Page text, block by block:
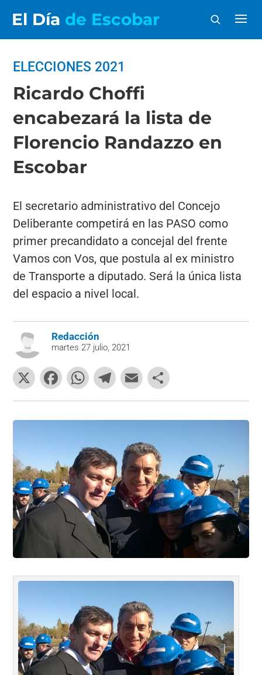
El Día de Escobar
ELECCIONES 2021
Ricardo Choffi
encabezará la lista de
Florencio Randazzo en
Escobar
El secretario administrativo del Concejo
Deliberante competirá en las PASO como
primer precandidato a concejal del frente
Vamos con Vos, que postula al ex ministro
de Transporte a diputado. Será la única lista
del espacio a nivel local.
Redacción
martes 27 julio, 2021
X
F
a
c
b
o
o
k
W
h
at
A
p
p
T
el
e
a
m
E
m
ai
o
m
ar
tir